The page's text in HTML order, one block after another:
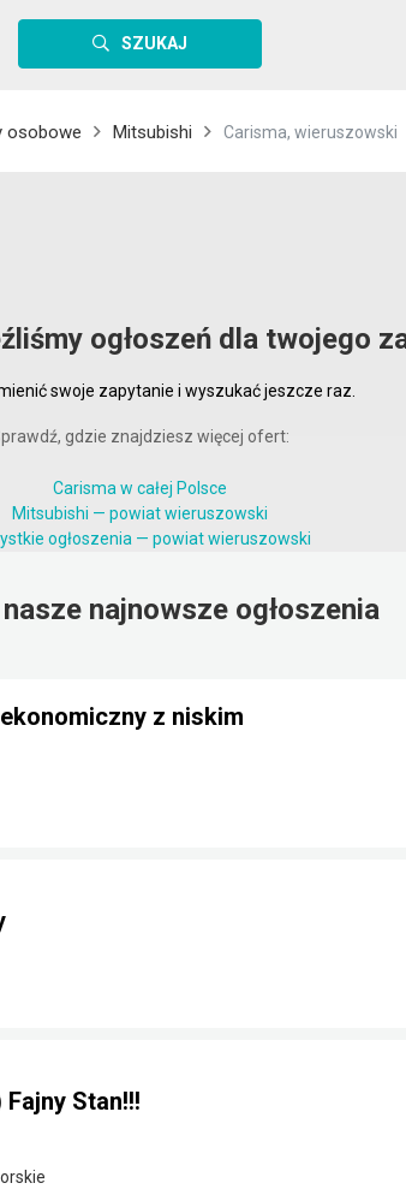
SZUKAJ
osobowe Mitsubishi Carisma, wieruszowski
ogłoszeń dla twojego
swoje zapytanie i wyszukać jeszcze raz.
gdzie znajdziesz więcej ofert:
Carisma w całej Polsce
Mitsubishi — powiat wieruszowski
ogłoszenia — powiat wieruszowski
najnowsze ogłoszenia
z niskim
Stan!!!